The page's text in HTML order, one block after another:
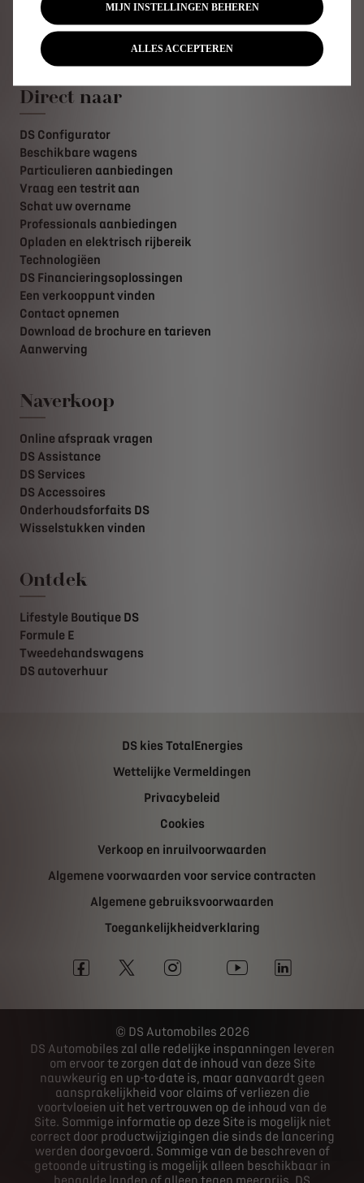
SUV
Berlines
Limited editions DS
Direct naar
DS Configurator
Beschikbare wagens
Particulieren aanbiedingen
Vraag een testrit aan
Schat uw overname
Professionals aanbiedingen
Opladen en elektrisch rijbereik
Technologiëen
DS Financieringsoplossingen
Een verkooppunt vinden
Contact opnemen
Download de brochure en tarieven
Aanwerving
Naverkoop
Online afspraak vragen
DS Assistance
DS Services
DS Accessoires
Onderhoudsforfaits DS
Wisselstukken vinden
Ontdek
Lifestyle Boutique DS
Formule E
Tweedehandswagens
DS autoverhuur
DS kies TotalEnergies
Wettelijke Vermeldingen
Privacybeleid
Cookies
Verkoop en inruilvoorwaarden
Algemene voorwaarden voor service contracten
Algemene gebruiksvoorwaarden
Toegankelijkheidverklaring
DS Automobiles 2026
DS Automobiles zal alle redelijke inspanningen leveren
om ervoor te zorgen dat de inhoud van deze Site
nauwkeurig en up-to-date is, maar aanvaardt geen
aansprakelijkheid voor claims of verliezen die
voortvloeien uit het vertrouwen op de inhoud van de
Site. Sommige informatie op deze Site is mogelijk niet
correct door productwijzigingen die sinds de lancering
werden doorgevoerd. Sommige van de beschreven of
getoonde uitrusting is mogelijk alleen beschikbaar in
MIJN INSTELLINGEN BEHEREN
ALLES ACCEPTEREN